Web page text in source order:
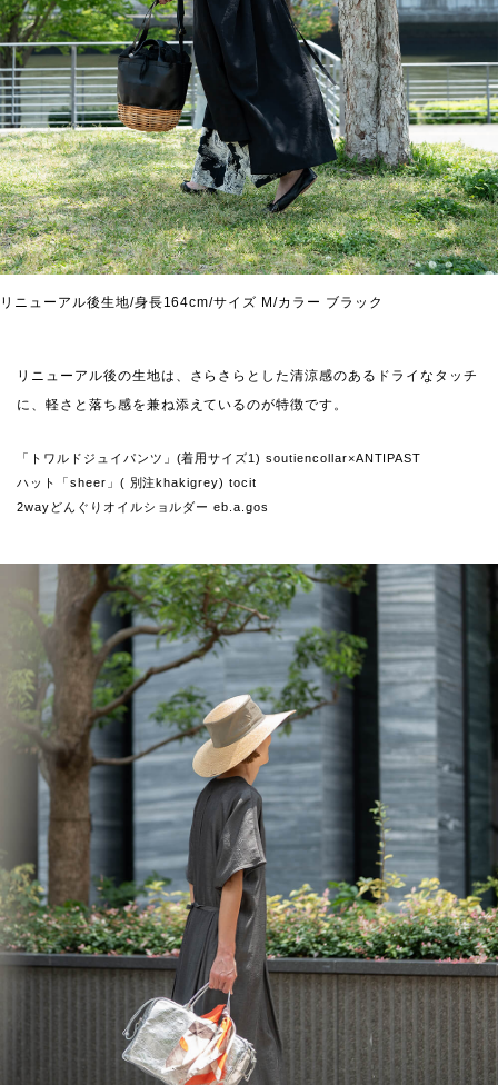
リニューアル後生地/身長164cm/サイズ M/カラー ブラック
リニューアル後の生地は、さらさらとした清涼感のあるドライなタッチ
に、軽さと落ち感を兼ね添えているのが特徴です。
「トワルドジュイパンツ」(着用サイズ1) soutiencollar×ANTIPAST
ハット「sheer」( 別注khakigrey) tocit
2wayどんぐりオイルショルダー eb.a.gos